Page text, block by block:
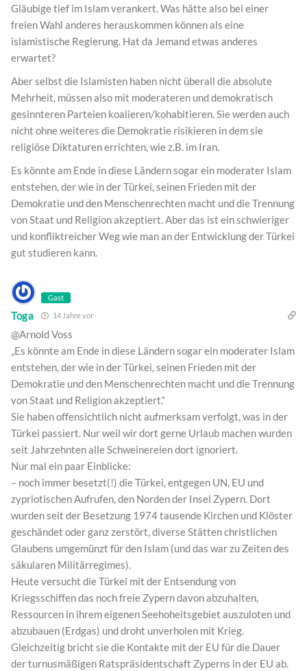
Gläubige tief im Islam verankert. Was hätte also bei einer
freien Wahl anderes herauskommen können als eine
islamistische Regierung. Hat da Jemand etwas anderes
erwartet?
Aber selbst die Islamisten haben nicht überall die absolute
Mehrheit, müssen also mit moderateren und demokratisch
gesinnteren Parteien koalieren/kohabitieren. Sie werden auch
nicht ohne weiteres die Demokratie risikieren in dem sie
religiöse Diktaturen errichten, wie z.B. im Iran.
Es könnte am Ende in diese Ländern sogar ein moderater Islam
entstehen, der wie in der Türkei, seinen Frieden mit der
Demokratie und den Menschenrechten macht und die Trennung
von Staat und Religion akzeptiert. Aber das ist ein schwieriger
und konfliktreicher Weg wie man an der Entwicklung der Türkei
gut studieren kann.
Gast
Toga 14 Jahre vor
@Arnold Voss
„Es könnte am Ende in diese Ländern sogar ein moderater Islam
entstehen, der wie in der Türkei, seinen Frieden mit der
Demokratie und den Menschenrechten macht und die Trennung
von Staat und Religion akzeptiert.“
Sie haben offensichtlich nicht aufmerksam verfolgt, was in der
Türkei passiert. Nur weil wir dort gerne Urlaub machen wurden
seit Jahrzehnten alle Schweinereien dort ignoriert.
Nur mal ein paar Einblicke:
– noch immer besetzt(!) die Türkei, entgegen UN, EU und
zypriotischen Aufrufen, den Norden der Insel Zypern. Dort
wurden seit der Besetzung 1974 tausende Kirchen und Klöster
geschändet oder ganz zerstört, diverse Stätten christlichen
Glaubens umgemünzt für den Islam (und das war zu Zeiten des
säkularen Militärregimes).
Heute versucht die Türkei mit der Entsendung von
Kriegsschiffen das noch freie Zypern davon abzuhalten,
Ressourcen in ihrem eigenen Seehoheitsgebiet auszuloten und
abzubauen (Erdgas) und droht unverholen mit Krieg.
Gleichzeitig bricht sie die Kontakte mit der EU für die Dauer
der turnusmäßigen Ratspräsidentschaft Zyperns in der EU ab.